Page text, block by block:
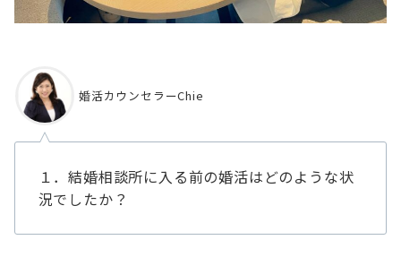
婚活カウンセラーChie
１．結婚相談所に入る前の婚活はどのような状
況でしたか？